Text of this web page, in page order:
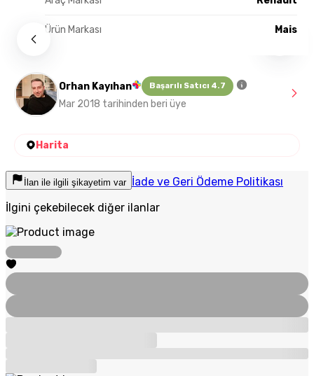
Ürün Markası Mais
Orhan Kayıhan Başarılı Satıcı 4.7
Mar 2018 tarihinden beri üye
Harita
İlan ile ilgili şikayetim var İade ve Geri Ödeme Politikası
İlgini çekebilecek diğer ilanlar